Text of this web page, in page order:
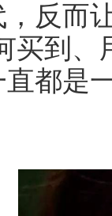
反而
买到、
都是